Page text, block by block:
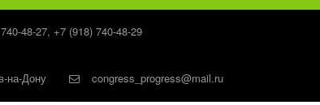
48-27, +7 (918) 740-48-29
на-Дону congress_progress@mail.ru